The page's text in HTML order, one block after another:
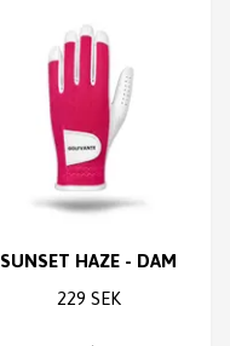
SUNSET HAZE - DAM
229 SEK